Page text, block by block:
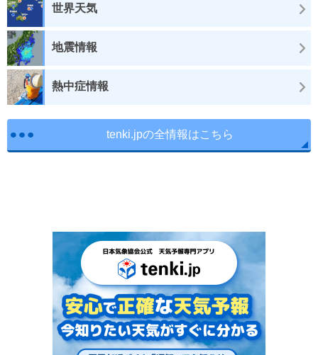
世界天気
地震情報
熱中症情報
tenki.jpの全情報はこちら